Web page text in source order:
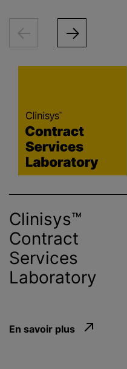
Clinisys™
Contract
Services
Laboratory
En savoir plus